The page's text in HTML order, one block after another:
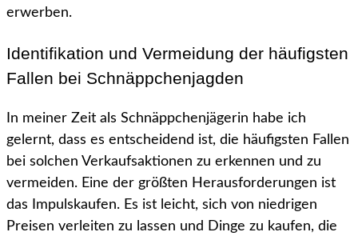
erwerben.
Identifikation und Vermeidung der häufigsten
Fallen bei Schnäppchenjagden
In meiner Zeit als Schnäppchenjägerin habe ich
gelernt, dass es entscheidend ist, die häufigsten Fallen
bei solchen Verkaufsaktionen zu erkennen und zu
vermeiden. Eine der größten Herausforderungen ist
das Impulskaufen. Es ist leicht, sich von niedrigen
Preisen verleiten zu lassen und Dinge zu kaufen, die